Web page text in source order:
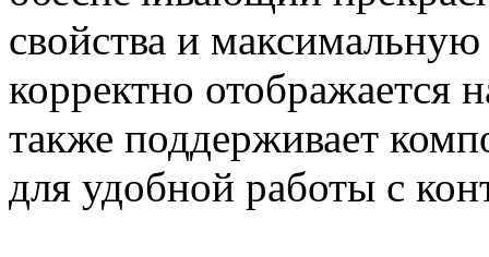
свойства и
корректно отображается
также поддерживает
для удобной работы с